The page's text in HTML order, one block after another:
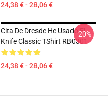
24,38 € - 28,06 €
Cita De Dresde He Usado El
Knife Classic TShirt RB0301
24,38 € - 28,06 €
-20%